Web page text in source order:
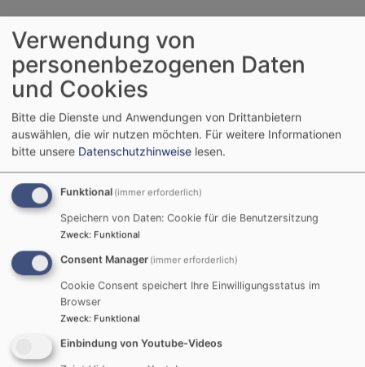
Glauben und Leben
Bildrechte Istock-Fotografie-ID:524472821
Verwendung von
personenbezogenen Daten
und Cookies
Bitte die Dienste und Anwendungen von Drittanbietern
auswählen, die wir nutzen möchten. Für weitere Informationen
bitte unsere Datenschutzhinweise lesen.
Funktional (immer erforderlich)
Speichern von Daten: Cookie für die Benutzersitzung
Zweck: Funktional
Consent Manager (immer erforderlich)
Cookie Consent speichert Ihre Einwilligungsstatus im
Browser
Zweck: Funktional
Einbindung von Youtube-Videos